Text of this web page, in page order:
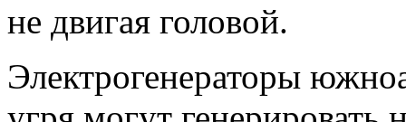
не двигая головой.
Электрогенераторы